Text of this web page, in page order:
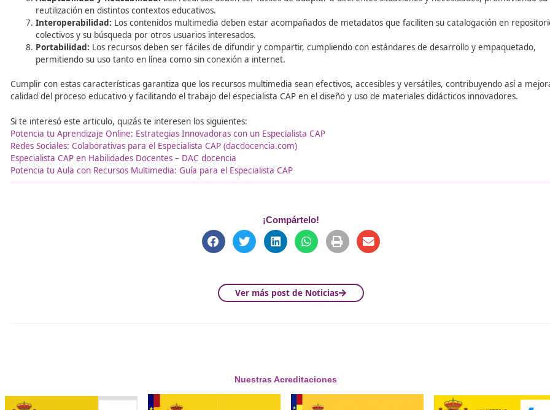
Además, las licencias Creative Commons juegan un papel crucial al definir los términos de uso y redistribución de los
permiten a los autores compartir su trabajo de manera abierta, especificando cómo otros pueden utilizarlo,
En resumen, los repositorios de contenidos didácticos multimedia y los recursos educativos abiertos son
intercambio en el ámbito educativo.
A continuación, se muestra un video en el que se habla sobre los aspectos clave de los REA:
https://www.youtube.com/watch?v=idCP-N2ufxs
Conclusiones Finales
Multimedia:La diversidad de recursos como texto, imágenes, audios, vídeos y animaciones enriquecen la
La garantía de accesibilidad para todos los estudiantes, considerando aspectos genéricos,
asegura que todos puedan utilizarlos efectivamente.
La capacidad de separar los elementos de los recursos para su reutilización en diferentes
Los recursos deben ser fáciles de difundir y compartir, cumpliendo con estándares de
permitiendo su uso tanto en línea como sin conexión a internet.